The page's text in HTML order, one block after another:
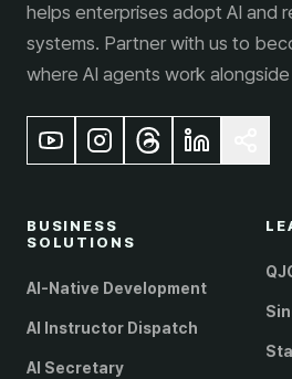
helps enterprises adopt AI and
systems. Partner with us to
where AI agents work
BUSINESS
SOLUTIONS
AI-Native Development
AI Instructor Dispatch
AI Secretary